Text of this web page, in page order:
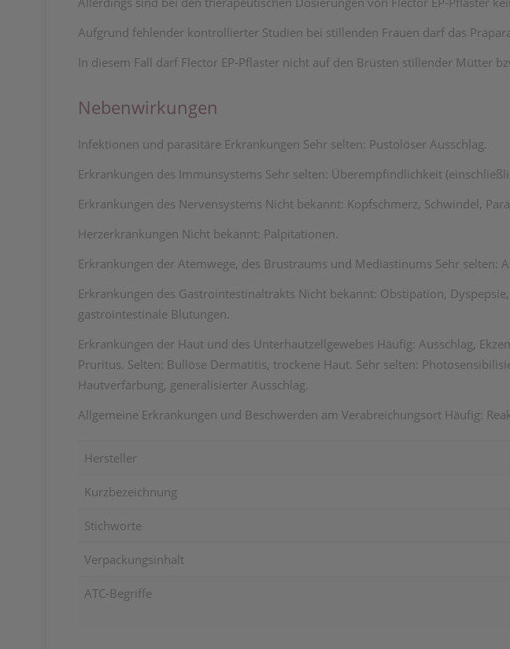
Aufgrund fehlender kontrollierter Studien bei stillenden Frauen darf das
In diesem Fall darf Flector EP-Pflaster nicht auf den Brüsten stillender Mütter
Nebenwirkungen
Infektionen und parasitäre Erkrankungen Sehr selten: Pustolöser Ausschlag.
Erkrankungen des Immunsystems Sehr selten: Überempfindlichkeit
Erkrankungen des Nervensystems Nicht bekannt: Kopfschmerz, Schwindel,
Herzerkrankungen Nicht bekannt: Palpitationen.
Erkrankungen der Atemwege, des Brustraums und Mediastinums Sehr selten:
Erkrankungen des Gastrointestinaltrakts Nicht bekannt: Obstipation,
gastrointestinale Blutungen.
Erkrankungen der Haut und des Unterhautzellgewebes Häufig: Ausschlag,
Pruritus. Selten: Bullöse Dermatitis, trockene Haut. Sehr selten:
Hautverfärbung, generalisierter Ausschlag.
Allgemeine Erkrankungen und Beschwerden am Verabreichungsort Häufig:
Hersteller
Kurzbezeichnung
Stichworte
Verpackungsinhalt
ATC-Begriffe